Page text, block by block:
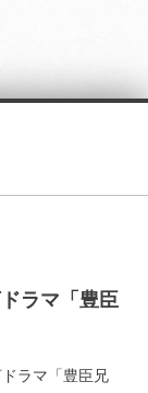
ラマ「豊臣
ラマ「豊臣兄